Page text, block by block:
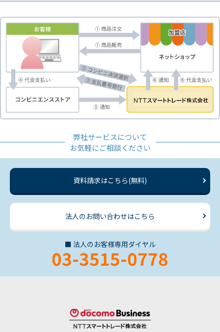
弊社サービスについて
お気軽にご相談ください
資料請求はこちら(無料)
法人のお問い合わせはこちら
■ 法人のお客様専用ダイヤル
03-3515-0778